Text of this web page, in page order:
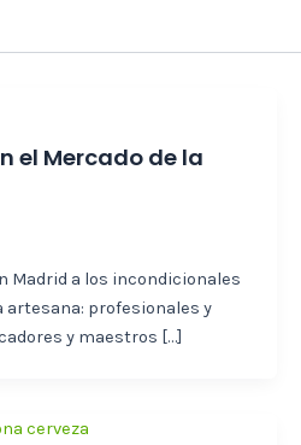
el Mercado de la
Madrid a los incondicionales
artesana: profesionales y
y maestros […]